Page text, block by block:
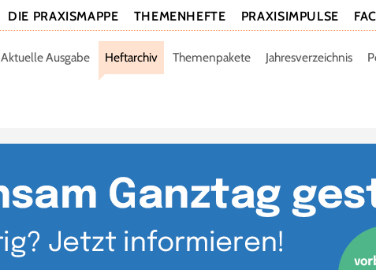
DIE PRAXISMAPPE THEMENHEFTE PRAXISIMPULSE
Aktuelle Ausgabe Heftarchiv Themenpakete Jahresverzeichnis